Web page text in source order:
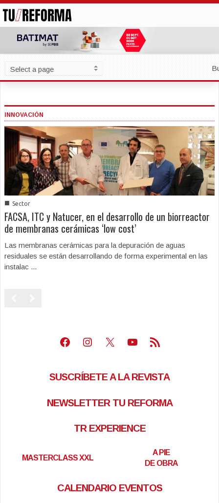
INNOVACIÓN
■ Sector
FACSA, ITC y Natucer, en el desarrollo de un biorreactor
de membranas cerámicas ‘low cost’
Las membranas cerámicas para la depuración de aguas
residuales se están desarrollando de forma experimental en las
instalac ...
Facebook
Instagram
X Youtube
Feed RSS
SUSCRÍBETE A LA REVISTA
NEWSLETTER TU REFORMA
TR EXPERIENCE
MASTERCLASS XXL
A PIE
DE OBRA
CALENDARIO EVENTOS